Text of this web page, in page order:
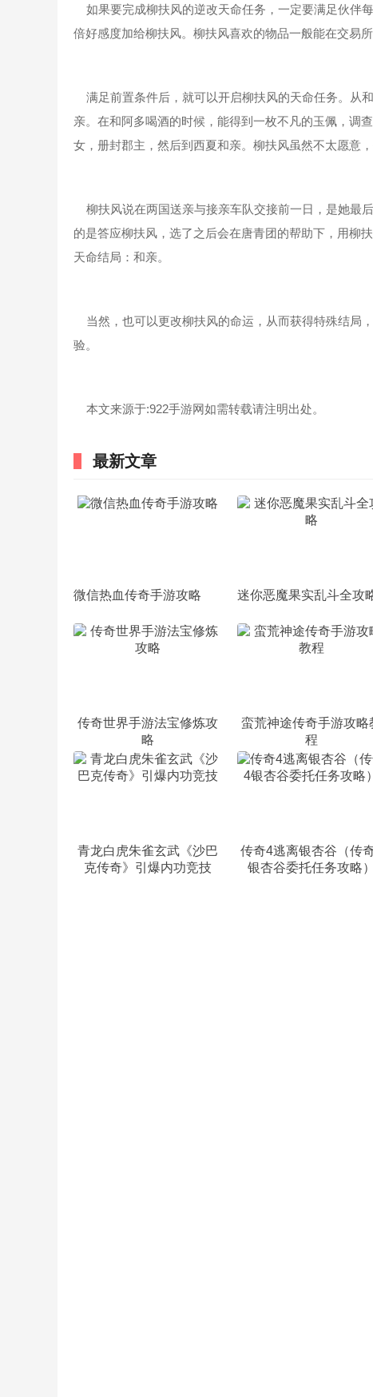
如果要完成柳扶风的逆改天命任务，一定要满足伙伴
倍好感度加给柳扶风。柳扶风喜欢的物品一般能在交易
满足前置条件后，就可以开启柳扶风的天命任务。从
亲。在和阿多喝酒的时候，能得到一枚不凡的玉佩，调
女，册封郡主，然后到西夏和亲。柳扶风虽然不太愿意
柳扶风说在两国送亲与接亲车队交接前一日，是她最
的是答应柳扶风，选了之后会在唐青团的帮助下，用柳
天命结局：和亲。
当然，也可以更改柳扶风的命运，从而获得特殊结局
验。
本文来源于:922手游网如需转载请注明出处。
最新文章
微信热血传奇手游攻略 迷你恶魔果实乱斗全攻
传奇世界手游法宝修炼攻
略
蛮荒神途传奇手游攻略
程
青龙白虎朱雀玄武《沙巴
克传奇》引爆内功竞技
传奇4逃离银杏谷（传
银杏谷委托任务攻略）